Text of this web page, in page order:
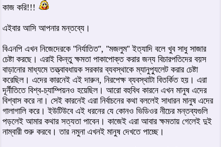
কাজ করি!!!
এইবার আসি আপনার মন্তব্যে।
বিএনপি এখন নিজেদেরকে ''নির্যাতিত'', ''মজলুম'' ইত্যাদি বলে খুব সাধু সাজার
চেষ্টা করছে। এরাই কিন্তু ক্ষমতা পাকাপোক্ত করার জন্য বিচারপতিদের বয়স
বাড়ানোর মাধ্যমে তত্ত্বাবধায়ক সরকার ব্যবস্থাকে ম্যানুপ্যুলেট করার চেষ্টা
করেছিল। এদের কারনেই এই দারুন, নিরপেক্ষ ব্যবস্থাটা বিতর্কিত হয়। এরা
দূর্নীতিতে বিশ্ব-চ্যাম্পিয়নও হয়েছিল। আরো বহুবিধ কারনে এখন মানুষ এদের
বিশ্বাস করে না। সেই কারনেই এরা নির্বাচনের কথা বললেই সাধারন মানুষ এদের
গালাগালি করে। ইউটিউবে এই ধরনের যে কোনও ভিডিওর নীচের মন্তব্যগুলি
পড়লেই আমার কথার সত্যতা পাবেন। কাজেই এরা আবার ক্ষমতায় গেলেই দুই
নাম্বারী শুরু করবে। তার নমুনা এখনই মানুষ দেখতে পাচ্ছে।